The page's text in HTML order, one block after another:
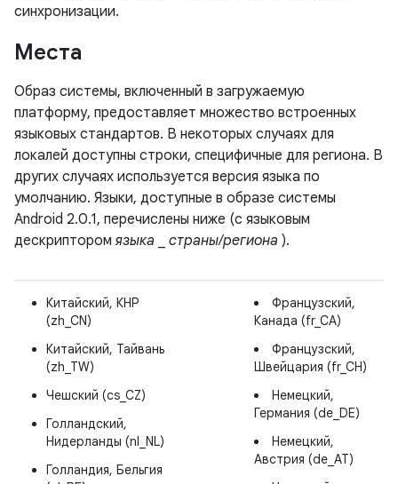
синхронизации.
Места
Образ системы, включенный в загружаемую
платформу, предоставляет множество встроенных
языковых стандартов. В некоторых случаях для
локалей доступны строки, специфичные для региона. В
других случаях используется версия языка по
умолчанию. Языки, доступные в образе системы
Android 2.0.1, перечислены ниже (с языковым
дескрипторомязыка страны/региона ).
Китайский, КНР
(zh_CN)
Китайский, Тайвань
(zh_TW)
Чешский (cs_CZ)
Голландский,
Нидерланды (nl_NL)
Голландия, Бельгия
Французский,
Канада (fr_CA)
Французский,
Швейцария (fr_CH)
Немецкий,
Германия (de_DE)
Немецкий,
Австрия (de_AT)